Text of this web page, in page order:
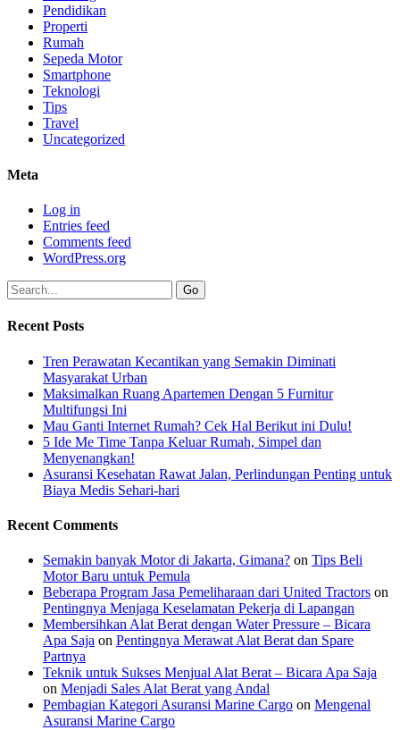
Pendidikan
Properti
Rumah
Sepeda Motor
Smartphone
Teknologi
Tips
Travel
Uncategorized
Meta
Log in
Entries feed
Comments feed
WordPress.org
Recent Posts
Tren Perawatan Kecantikan yang Semakin Diminati
Masyarakat Urban
Maksimalkan Ruang Apartemen Dengan 5 Furnitur
Multifungsi Ini
Mau Ganti Internet Rumah? Cek Hal Berikut ini Dulu!
5 Ide Me Time Tanpa Keluar Rumah, Simpel dan
Menyenangkan!
Asuransi Kesehatan Rawat Jalan, Perlindungan Penting untuk
Biaya Medis Sehari-hari
Recent Comments
Semakin banyak Motor di Jakarta, Gimana? on Tips Beli
Motor Baru untuk Pemula
Beberapa Program Jasa Pemeliharaan dari United Tractors on
Pentingnya Menjaga Keselamatan Pekerja di Lapangan
Membersihkan Alat Berat dengan Water Pressure – Bicara
Apa Saja on Pentingnya Merawat Alat Berat dan Spare
Partnya
Teknik untuk Sukses Menjual Alat Berat – Bicara Apa Saja
on Menjadi Sales Alat Berat yang Andal
Pembagian Kategori Asuransi Marine Cargo on Mengenal
Asuransi Marine Cargo